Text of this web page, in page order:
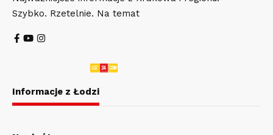
Szybko. Rzetelnie. Na temat
Informacje z Łodzi